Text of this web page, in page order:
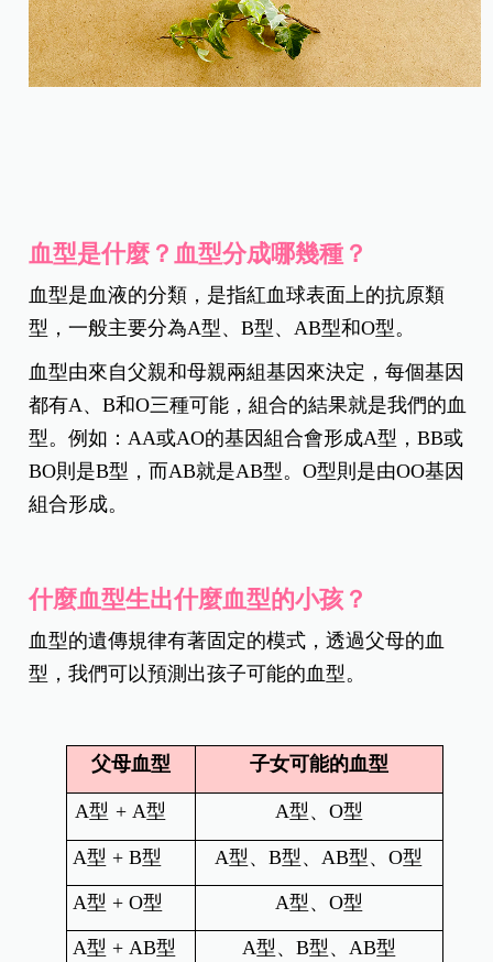
血型是什麼？血型分成哪幾種？
血型是血液的分類，是指紅血球表面上的抗原類
型，一般主要分為A型、B型、AB型和O型。
血型由來自父親和母親兩組基因來決定，每個基因
都有A、B和O三種可能，組合的結果就是我們的血
型。例如：AA或AO的基因組合會形成A型，BB或
BO則是B型，而AB就是AB型。O型則是由OO基因
組合形成。
什麼血型生出什麼血型的小孩？
血型的遺傳規律有著固定的模式，透過父母的血
型，我們可以預測出孩子可能的血型。
父母血型 子女可能的血型
A型 + A型 A型、O型
A型 + B型 A型、B型、AB型、O型
A型 + O型 A型、O型
A型 + AB型 A型、B型、AB型